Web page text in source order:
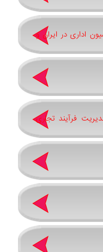
اداری در ایران و
فرآیند تجاری